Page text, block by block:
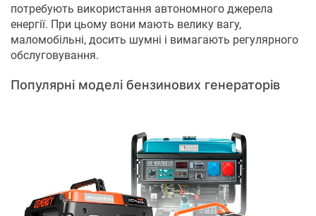
потребують використання автономного джерела
енергії. При цьому вони мають велику вагу,
маломобільні, досить шумні і вимагають регулярного
обслуговування.
Популярні моделі бензинових генераторів